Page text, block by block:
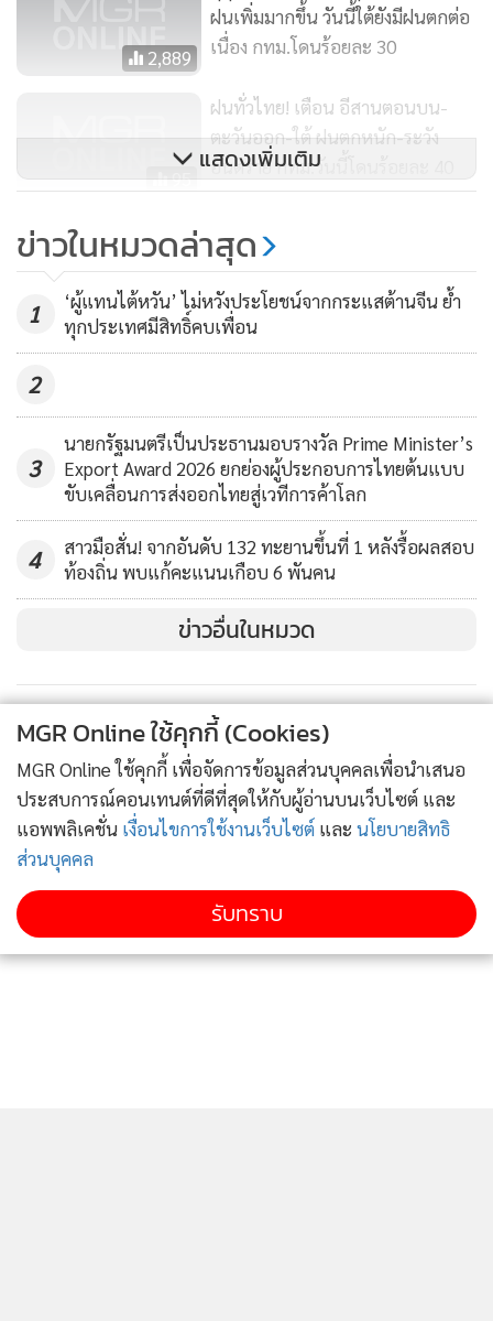
2,889
ฝนเพิ่มมากขึ้น วันนี้ใต้ยังมีฝนตกต่อ
เนื่อง กทม.โดนร้อยละ 30
95
ฝนทั่วไทย! เตือน อีสานตอนบน-
ตะวันออก-ใต้ ฝนตกหนัก-ระวัง
อันตราย กทม.วันนี้โดนร้อยละ 40
2,191
ฟ้าคะนองต่อเนื่อง 30-60% ใต้
ตกหนักบางแห่ง
แสดงเพิ่มเติม
ข่าวในหมวดล่าสุด
1
‘ผู้แทนไต้หวัน’ ไม่หวังประโยชน์จากกระแสต้านจีน ย้ำ
ทุกประเทศมีสิทธิ์คบเพื่อน
2
3
นายกรัฐมนตรีเป็นประธานมอบรางวัล Prime Minister’s
Export Award 2026 ยกย่องผู้ประกอบการไทยต้นแบบ
ขับเคลื่อนการส่งออกไทยสู่เวทีการค้าโลก
4
สาวมือสั่น! จากอันดับ 132 ทะยานขึ้นที่ 1 หลังรื้อผลสอบ
ท้องถิ่น พบแก้คะแนนเกือบ 6 พันคน
ข่าวอื่นในหมวด
MGR Online ใช้คุกกี้ (Cookies)
MGR Online ใช้คุกกี้ เพื่อจัดการข้อมูลส่วนบุคคลเพื่อนำเสนอ
ประสบการณ์คอนเทนต์ที่ดีที่สุดให้กับผู้อ่านบนเว็บไซต์ และ
แอพพลิเคชั่น เงื่อนไขการใช้งานเว็บไซต์ และ นโยบายสิทธิ
ส่วนบุคคล
รับทราบ